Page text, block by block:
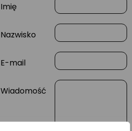
Imię
Nazwisko
E-mail
Wiadomość